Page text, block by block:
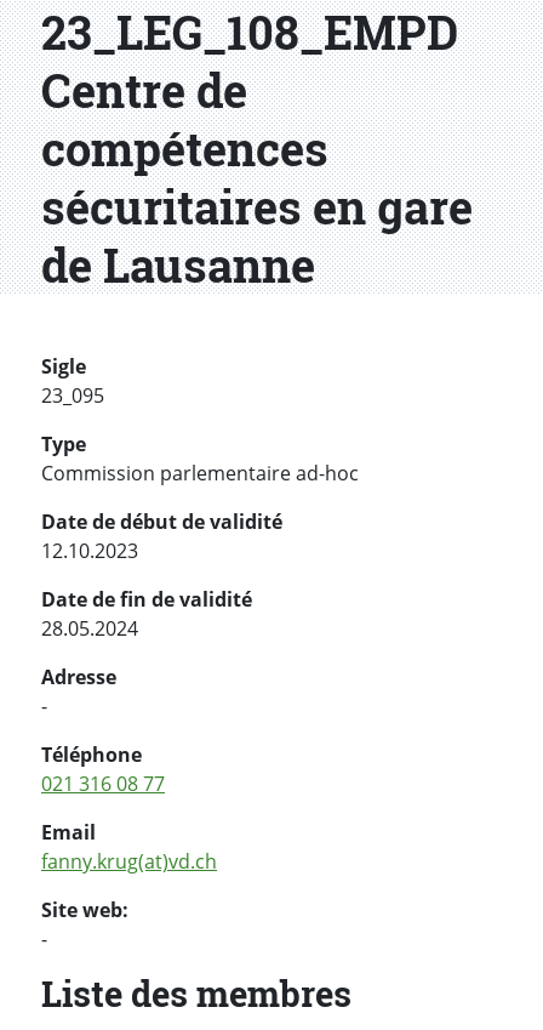
23_LEG_108_EMPD
Centre de
compétences
sécuritaires en gare
de Lausanne
Sigle
23_095
Type
Commission parlementaire ad-hoc
Date de début de validité
12.10.2023
Date de fin de validité
28.05.2024
Adresse
-
Téléphone
021 316 08 77
Email
fanny.krug(at)vd.ch
Site web:
-
Liste des membres